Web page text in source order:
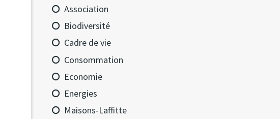
Association
Biodiversité
Cadre de vie
Consommation
Economie
Energies
Maisons-Laffitte